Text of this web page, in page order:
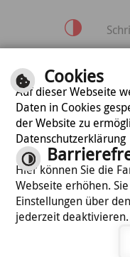
mobile
©cm
Cookies
Auf dieser Webseite
Daten in Cookies
der Website zu
Datenschutzerklärung
Hier können Sie die
Webseite erhöhen.
Einstellungen über
jederzeit deaktivieren.